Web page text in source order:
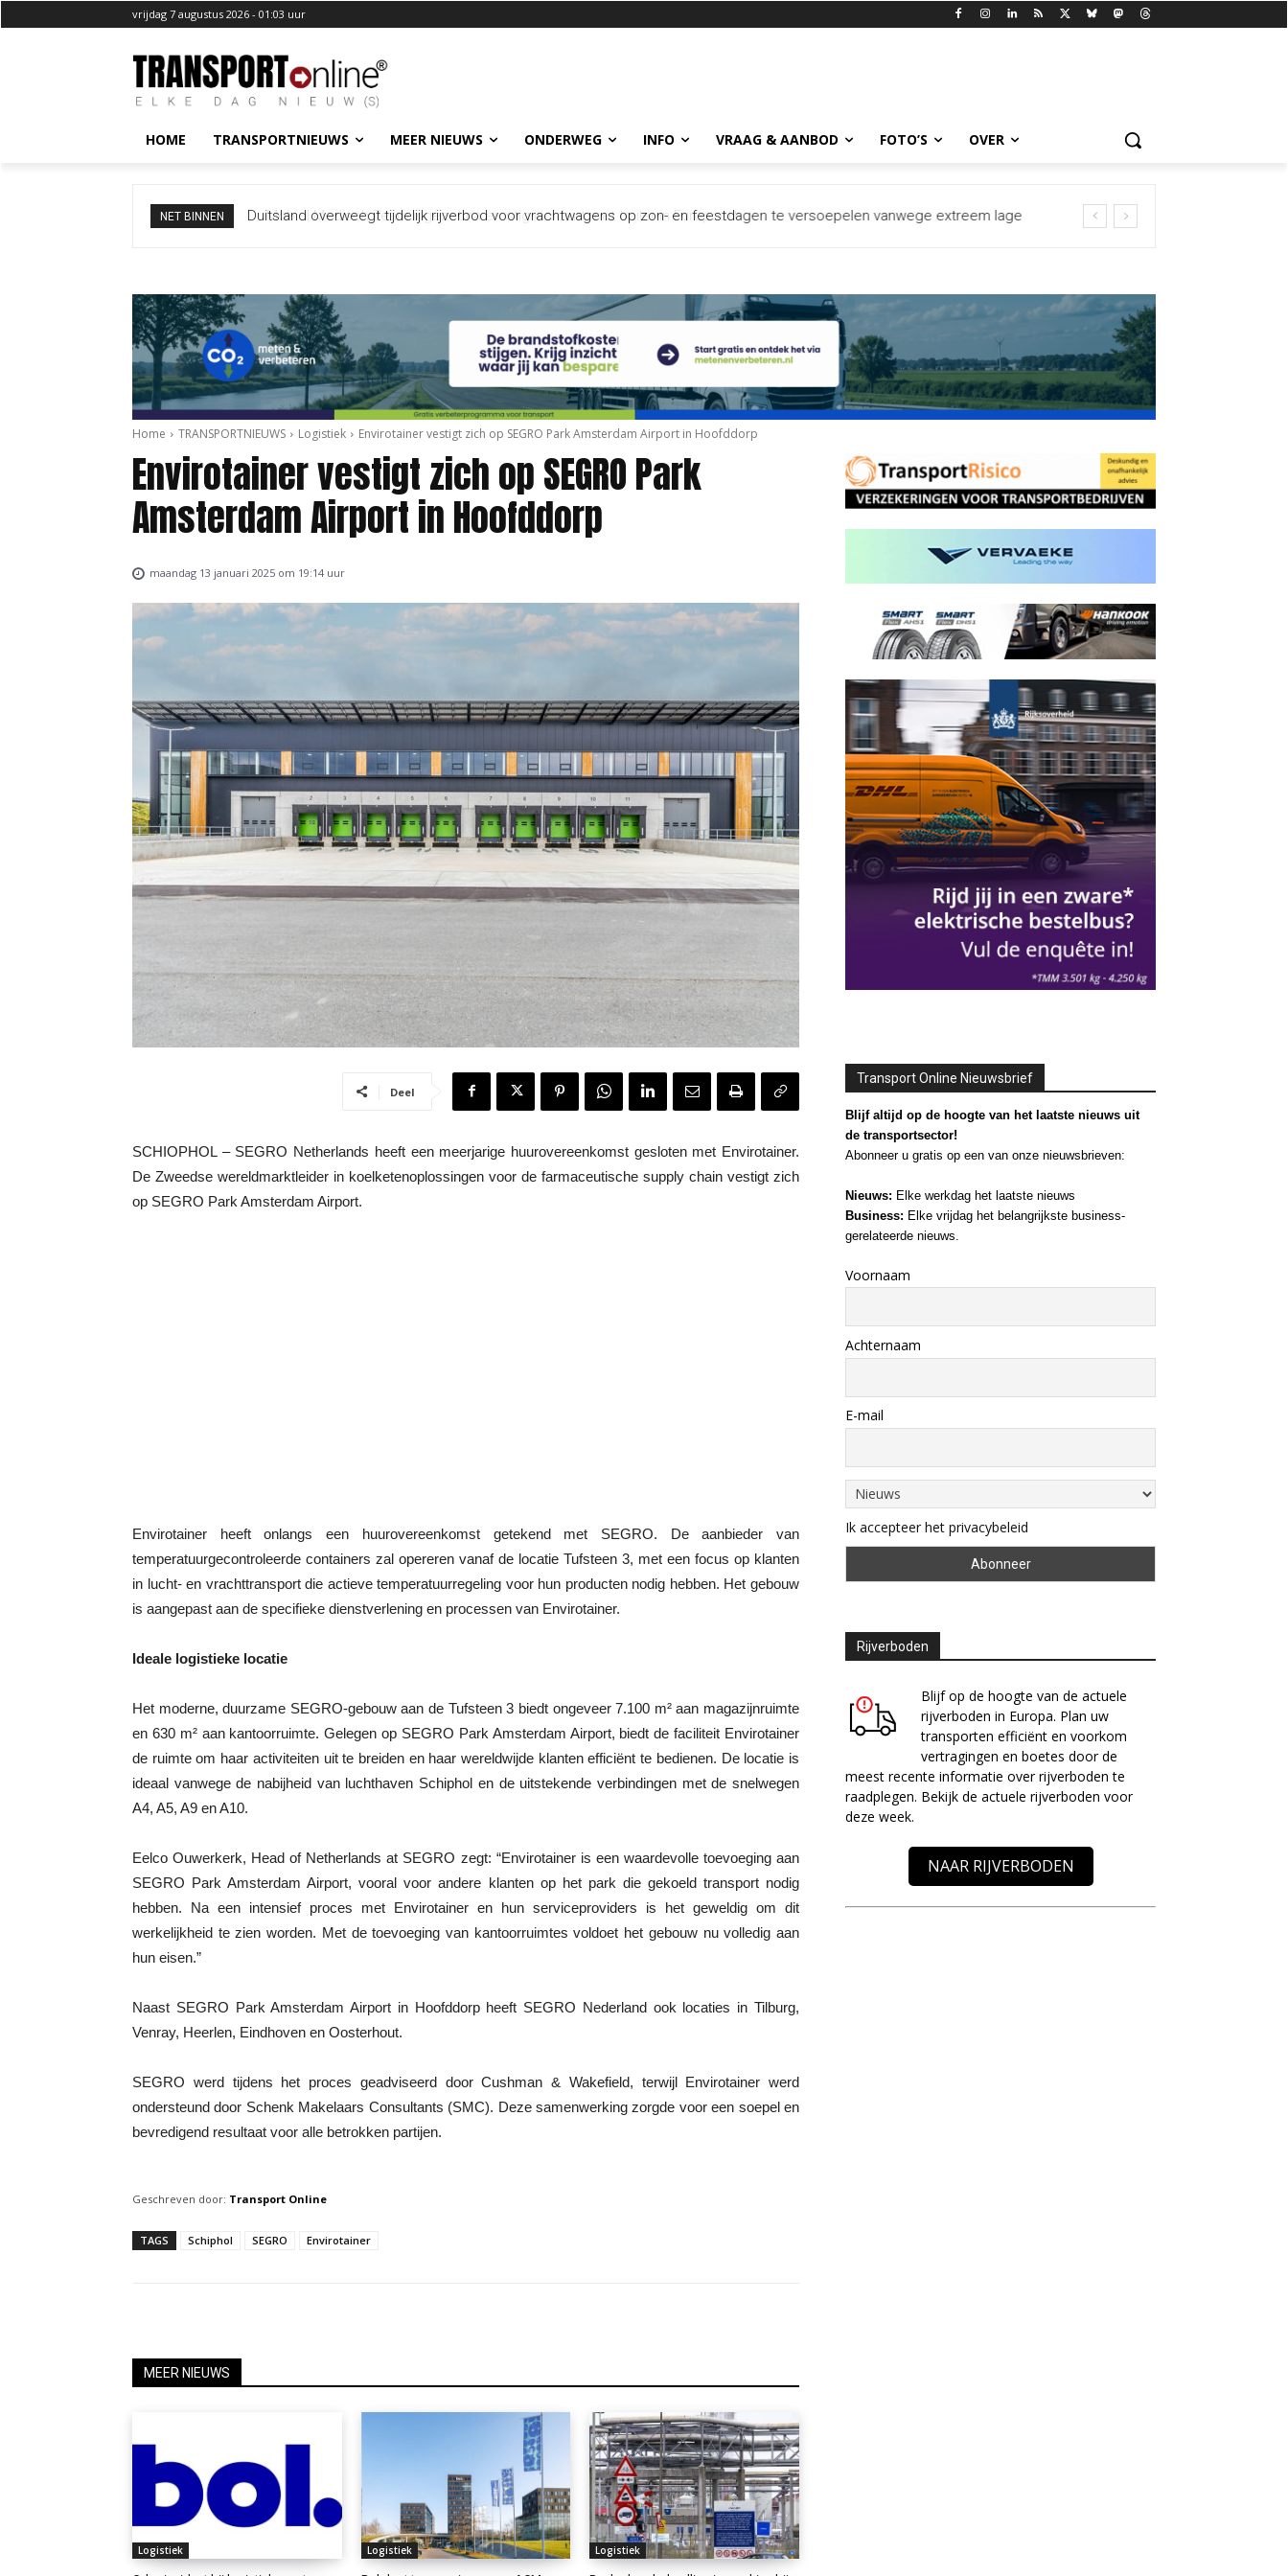
vrijdag 7 augustus 2026 - 01:03 uur
HOME TRANSPORTNIEUWS MEER NIEUWS ONDERWEG INFO VRAAG & AANBOD FOTO’S OVER
NET BINNEN Mobiel Medisch Team ingezet na ernstig incident met trailer in Europoort
Home TRANSPORTNIEUWS Logistiek Envirotainer vestigt zich op SEGRO Park Amsterdam Airport in Hoofddorp
Envirotainer vestigt zich op SEGRO Park
Amsterdam Airport in Hoofddorp
maandag 13 januari 2025 om 19:14 uur
Deel
SCHIOPHOL – SEGRO Netherlands heeft een meerjarige huurovereenkomst gesloten met Envirotainer.
De Zweedse wereldmarktleider in koelketenoplossingen voor de farmaceutische supply chain vestigt zich
op SEGRO Park Amsterdam Airport.
Envirotainer heeft onlangs een huurovereenkomst getekend met SEGRO. De aanbieder van
temperatuurgecontroleerde containers zal opereren vanaf de locatie Tufsteen 3, met een focus op klanten
in lucht- en vrachttransport die actieve temperatuurregeling voor hun producten nodig hebben. Het gebouw
is aangepast aan de specifieke dienstverlening en processen van Envirotainer.
Ideale logistieke locatie
Het moderne, duurzame SEGRO-gebouw aan de Tufsteen 3 biedt ongeveer 7.100 m² aan magazijnruimte
en 630 m² aan kantoorruimte. Gelegen op SEGRO Park Amsterdam Airport, biedt de faciliteit Envirotainer
de ruimte om haar activiteiten uit te breiden en haar wereldwijde klanten efficiënt te bedienen. De locatie is
ideaal vanwege de nabijheid van luchthaven Schiphol en de uitstekende verbindingen met de snelwegen
A4, A5, A9 en A10.
Eelco Ouwerkerk, Head of Netherlands at SEGRO zegt: “Envirotainer is een waardevolle toevoeging aan
SEGRO Park Amsterdam Airport, vooral voor andere klanten op het park die gekoeld transport nodig
hebben. Na een intensief proces met Envirotainer en hun serviceproviders is het geweldig om dit
werkelijkheid te zien worden. Met de toevoeging van kantoorruimtes voldoet het gebouw nu volledig aan
hun eisen.”
Naast SEGRO Park Amsterdam Airport in Hoofddorp heeft SEGRO Nederland ook locaties in Tilburg,
Venray, Heerlen, Eindhoven en Oosterhout.
SEGRO werd tijdens het proces geadviseerd door Cushman & Wakefield, terwijl Envirotainer werd
ondersteund door Schenk Makelaars Consultants (SMC). Deze samenwerking zorgde voor een soepel en
bevredigend resultaat voor alle betrokken partijen.
Geschreven door: Transport Online
TAGS Schiphol SEGRO Envirotainer
MEER NIEUWS
Logistiek Logistiek Logistiek
Transport Online Nieuwsbrief
Blijf altijd op de hoogte van het laatste nieuws uit
de transportsector!
Abonneer u gratis op een van onze nieuwsbrieven:
Nieuws: Elke werkdag het laatste nieuws
Business: Elke vrijdag het belangrijkste business-
gerelateerde nieuws.
Voornaam
Achternaam
E-mail
Ik accepteer het privacybeleid
Rijverboden
Blijf op de hoogte van de actuele
rijverboden in Europa. Plan uw
transporten efficiënt en voorkom
vertragingen en boetes door de
meest recente informatie over rijverboden te
raadplegen. Bekijk de actuele rijverboden voor
deze week.
NAAR RIJVERBODEN